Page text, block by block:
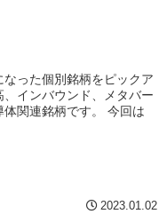
った個別銘柄をピックア
インバウンド、メタバー
関連銘柄です。 今回は
2023.01.02